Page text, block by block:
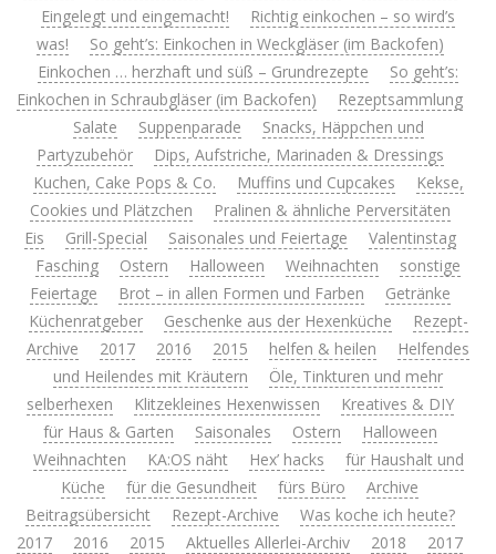
Eingelegt und eingemacht!
Richtig einkochen – so wird’s
was!
So geht’s: Einkochen in Weckgläser (im Backofen)
Einkochen … herzhaft und süß – Grundrezepte
So geht’s:
Einkochen in Schraubgläser (im Backofen)
Rezeptsammlung
Salate
Suppenparade
Snacks, Häppchen und
Partyzubehör
Dips, Aufstriche, Marinaden & Dressings
Kuchen, Cake Pops & Co.
Muffins und Cupcakes
Kekse,
Cookies und Plätzchen
Pralinen & ähnliche Perversitäten
Eis
Grill-Special Saisonales und Feiertage
Valentinstag
Fasching
Ostern Halloween Weihnachten
sonstige
Feiertage
Brot – in allen Formen und Farben
Getränke
Küchenratgeber
Geschenke aus der Hexenküche
Rezept-
Archive
2017 2016 2015 helfen & heilen
Helfendes
und Heilendes mit Kräutern
Öle, Tinkturen und mehr
selberhexen
Klitzekleines Hexenwissen
Kreatives & DIY
für Haus & Garten
Saisonales Ostern
Halloween
Weihnachten
KA:OS näht Hex’ hacks
für Haushalt und
Küche
für die Gesundheit fürs Büro
Archive
Beitragsübersicht
Rezept-Archive
Was koche ich heute?
2017
2016 2015 Aktuelles Allerlei-Archiv 2018
2017